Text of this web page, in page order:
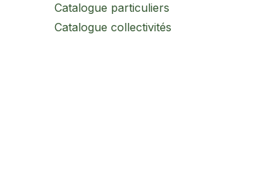
Catalogue particuliers
Catalogue collectivités